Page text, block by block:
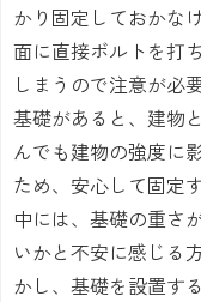
かり固定しておかな
面に直接ボルトを打
しまうので注意が必
基礎があると、建物
んでも建物の強度に
ため、安心して固定
中には、基礎の重さ
いかと不安に感じる
かし、基礎を設置す